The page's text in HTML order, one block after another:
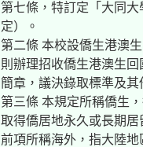
第七條，特訂定「大同
定）。
第二條 本校設僑生港澳
則辦理招收僑生港澳生
簡章，議決錄取標準及
第三條 本規定所稱僑生
取得僑居地永久或長期
前項所稱海外，指大陸